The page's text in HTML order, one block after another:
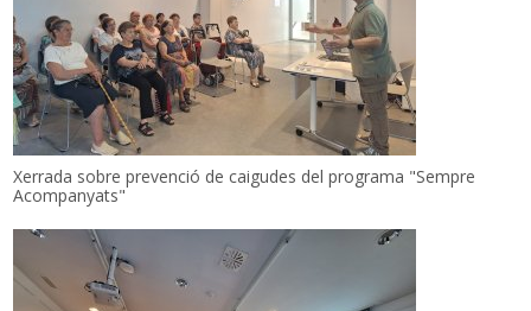
Xerrada sobre prevenció de caigudes del programa "Sempre
Acompanyats"